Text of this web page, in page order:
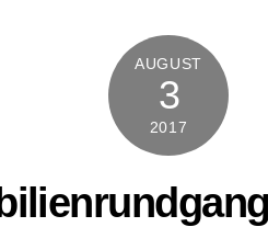
AUGUST
3
2017